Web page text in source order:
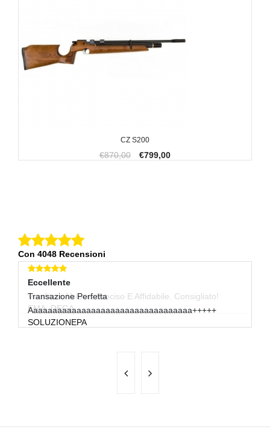
CZ S200
€870,00 €799,00
Con 4048 Recensioni
Eccellente
Venditore Veloce, Preciso E Affidabile. Consigliato!
EMA_DEGA
Eccellente
Transazione Perfetta
Aaaaaaaaaaaaaaaaaaaaaaaaaaaaaaaaaa+++++
SOLUZIONEPA